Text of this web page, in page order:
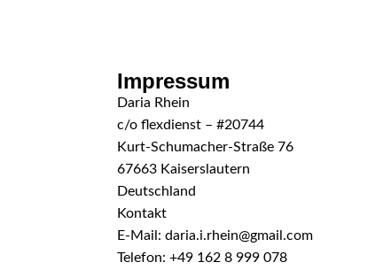
Impressum
Daria Rhein
c/o flexdienst – #20744
Kurt-Schumacher-Straße 76
67663 Kaiserslautern
Deutschland
Kontakt
E-Mail: daria.i.rhein@gmail.com
Telefon: +49 162 8 999 078